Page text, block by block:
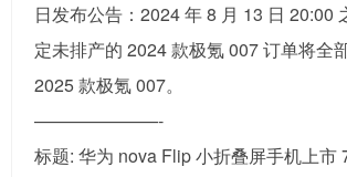
日发布公告：2024 年 8 月 13 日 20:00
定未排产的 2024 款极氪 007 订单将全
2025 款极氪 007。
———————-
标题: 华为 nova Flip 小折叠屏手机上市